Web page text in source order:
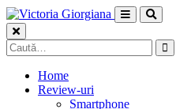
Skip
to
content
Caută
după:
Home
Review-uri
Smartphone